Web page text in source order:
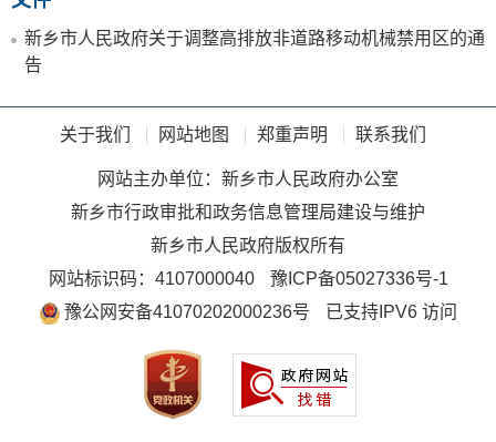
新乡市人民政府关于调整高排放非道路移动机械禁用区的通
告
关于我们 网站地图 郑重声明 联系我们
网站主办单位：新乡市人民政府办公室
新乡市行政审批和政务信息管理局建设与维护
新乡市人民政府版权所有
网站标识码：4107000040
豫ICP备05027336号-1
豫公网安备41070202000236号
已支持IPV6 访问